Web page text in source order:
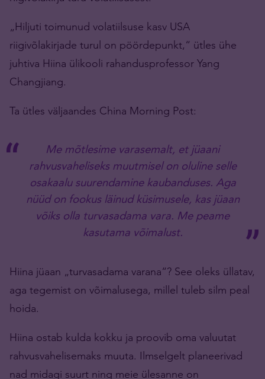
„Hiljuti toimunud volatiilsuse kasv USA
riigivõlakirjade turul on pöördepunkt,“ ütles ühe
juhtiva Hiina ülikooli rahandusprofessor Yang
Changjiang.
Ta ütles väljaandes China Morning Post:
Me mõtlesime varasemalt, et jüaani
rahvusvaheliseks muutmisel on oluline selle
osakaalu suurendamine kaubanduses. Aga
nüüd on fookus läinud küsimusele, kas jüaan
võiks olla turvasadama vara. Me peame
kasutama võimalust.
Hiina jüaan „turvasadama varana“? See oleks üllatav,
aga tegemist on võimalusega, millel tuleb silm peal
hoida.
Hiina ostab kulda kokku ja proovib oma valuutat
rahvusvahelisemaks muuta. Ilmselgelt planeerivad
nad midagi suurt ning meie ülesanne on